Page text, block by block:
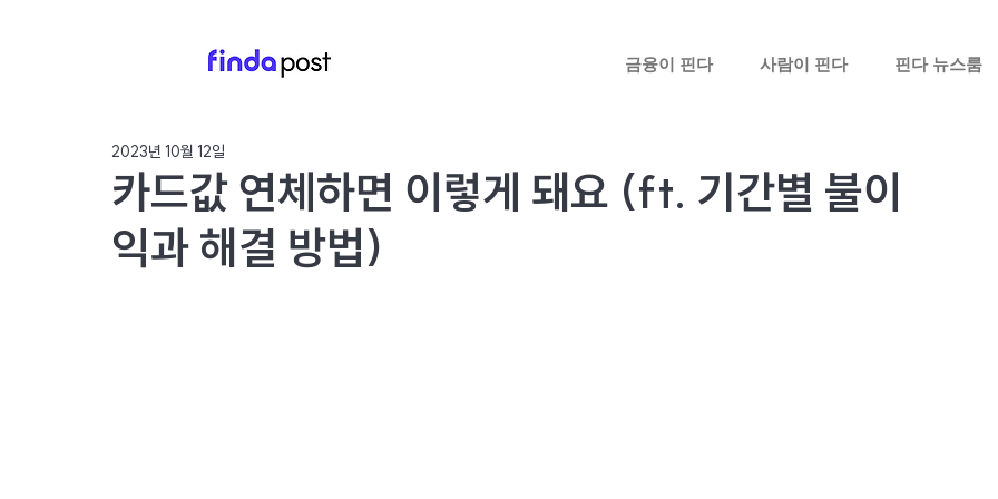
금융이 핀다 사람이 핀다 핀다 뉴스룸
카드값 연체하면 이렇게 돼요 (ft. 기간별 불이
익과 해결 방법)
2023년 10월 12일